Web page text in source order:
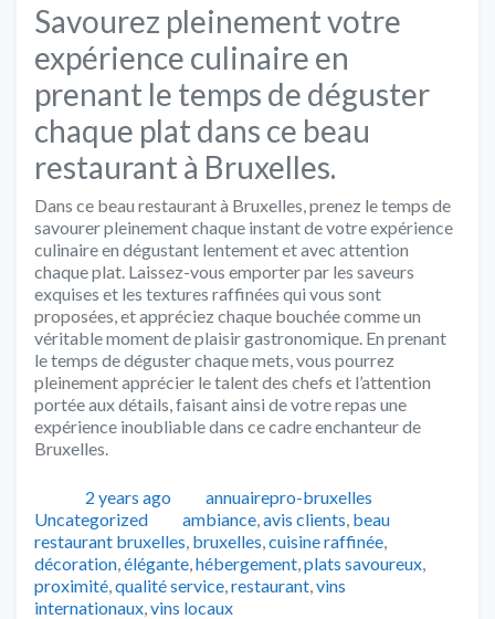
Savourez pleinement votre
expérience culinaire en
prenant le temps de déguster
chaque plat dans ce beau
restaurant à Bruxelles.
Dans ce beau restaurant à Bruxelles, prenez le temps de
savourer pleinement chaque instant de votre expérience
culinaire en dégustant lentement et avec attention
chaque plat. Laissez-vous emporter par les saveurs
exquises et les textures raffinées qui vous sont
proposées, et appréciez chaque bouchée comme un
véritable moment de plaisir gastronomique. En prenant
le temps de déguster chaque mets, vous pourrez
pleinement apprécier le talent des chefs et l’attention
portée aux détails, faisant ainsi de votre repas une
expérience inoubliable dans ce cadre enchanteur de
Bruxelles.
Publié2 years ago Auteur
annuairepro-bruxelles
Uncategorized
Tags
ambiance,avis clients, beau
restaurant bruxelles, bruxelles,cuisine raffinée,
décoration,élégante,hébergement,plats savoureux,
proximité,qualité service,restaurant,vins
internationaux,vins locaux